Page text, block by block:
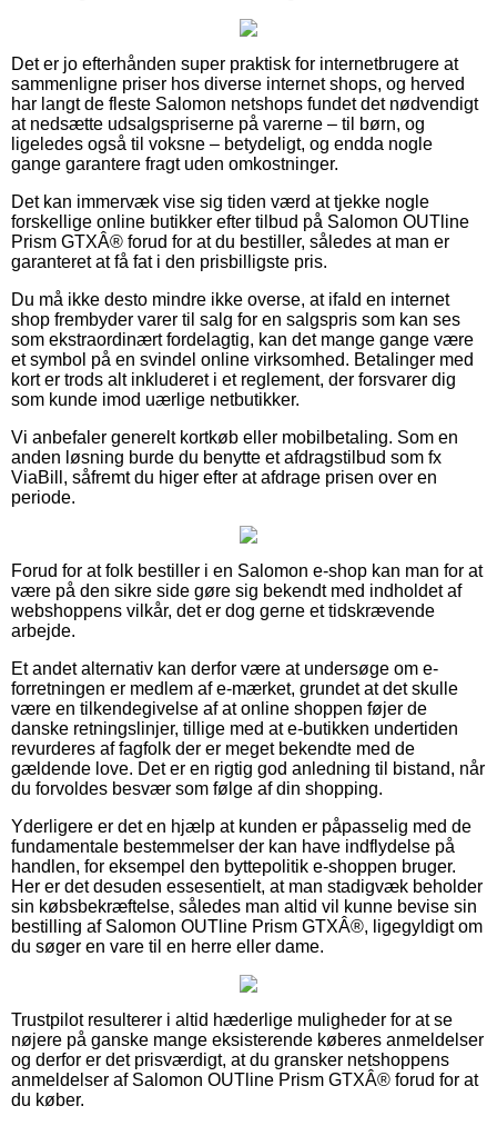
Det er jo efterhånden super praktisk for internetbrugere at
sammenligne priser hos diverse internet shops, og herved
har langt de fleste Salomon netshops fundet det nødvendigt
at nedsætte udsalgspriserne på varerne – til børn, og
ligeledes også til voksne – betydeligt, og endda nogle
gange garantere fragt uden omkostninger.
Det kan immervæk vise sig tiden værd at tjekke nogle
forskellige online butikker efter tilbud på Salomon OUTline
Prism GTXÂ® forud for at du bestiller, således at man er
garanteret at få fat i den prisbilligste pris.
Du må ikke desto mindre ikke overse, at ifald en internet
shop frembyder varer til salg for en salgspris som kan ses
som ekstraordinært fordelagtig, kan det mange gange være
et symbol på en svindel online virksomhed. Betalinger med
kort er trods alt inkluderet i et reglement, der forsvarer dig
som kunde imod uærlige netbutikker.
Vi anbefaler generelt kortkøb eller mobilbetaling. Som en
anden løsning burde du benytte et afdragstilbud som fx
ViaBill, såfremt du higer efter at afdrage prisen over en
periode.
Forud for at folk bestiller i en Salomon e-shop kan man for at
være på den sikre side gøre sig bekendt med indholdet af
webshoppens vilkår, det er dog gerne et tidskrævende
arbejde.
Et andet alternativ kan derfor være at undersøge om e-
forretningen er medlem af e-mærket, grundet at det skulle
være en tilkendegivelse af at online shoppen føjer de
danske retningslinjer, tillige med at e-butikken undertiden
revurderes af fagfolk der er meget bekendte med de
gældende love. Det er en rigtig god anledning til bistand, når
du forvoldes besvær som følge af din shopping.
Yderligere er det en hjælp at kunden er påpasselig med de
fundamentale bestemmelser der kan have indflydelse på
handlen, for eksempel den byttepolitik e-shoppen bruger.
Her er det desuden essesentielt, at man stadigvæk beholder
sin købsbekræftelse, således man altid vil kunne bevise sin
bestilling af Salomon OUTline Prism GTXÂ®, ligegyldigt om
du søger en vare til en herre eller dame.
Trustpilot resulterer i altid hæderlige muligheder for at se
nøjere på ganske mange eksisterende køberes anmeldelser
og derfor er det prisværdigt, at du gransker netshoppens
anmeldelser af Salomon OUTline Prism GTXÂ® forud for at
du køber.